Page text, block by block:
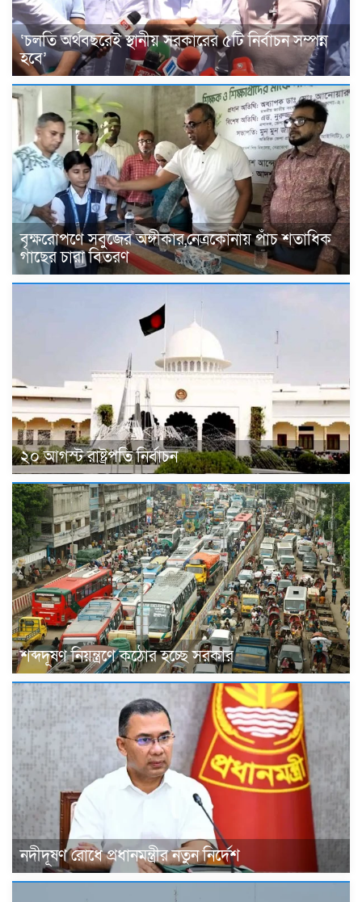
‘চলতি অর্থবছরেই স্থানীয় সরকারের ৫টি নির্বাচন সম্পন্ন
হবে’
বৃক্ষরোপণে সবুজের অঙ্গীকার,নেত্রকোনায় পাঁচ শতাধিক
গাছের চারা বিতরণ
২০ আগস্ট রাষ্ট্রপতি নির্বাচন
শব্দদূষণ নিয়ন্ত্রণে কঠোর হচ্ছে সরকার
নদীদূষণ রোধে প্রধানমন্ত্রীর নতুন নির্দেশ